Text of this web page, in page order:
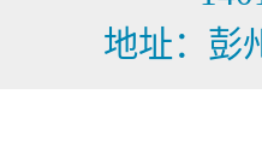
地址：彭